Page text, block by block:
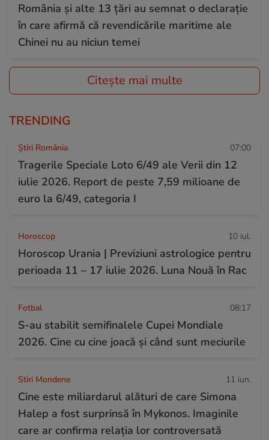
România și alte 13 țări au semnat o declarație
în care afirmă că revendicările maritime ale
Chinei nu au niciun temei
Citește mai multe
TRENDING
Știri România 07:00
Tragerile Speciale Loto 6/49 ale Verii din 12
iulie 2026. Report de peste 7,59 milioane de
euro la 6/49, categoria I
Horoscop 10 iul.
Horoscop Urania | Previziuni astrologice pentru
perioada 11 – 17 iulie 2026. Luna Nouă în Rac
Fotbal 08:17
S-au stabilit semifinalele Cupei Mondiale
2026. Cine cu cine joacă și când sunt meciurile
Stiri Mondene 11 iun.
Cine este miliardarul alături de care Simona
Halep a fost surprinsă în Mykonos. Imaginile
care ar confirma relația lor controversată